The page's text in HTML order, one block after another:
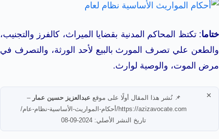
ختاما: تكتظ المحاكم المدنية بقضايا الميراث، كالفرز والتجنيب،
والطعن علي تصرف المورث بالبيع لأحد الورثة، والتصرف في
مرض الموت، والوصية لوارث.
📌 نُشر هذا المقال أولًا على موقع عبدالعزيز حسين عمار –
https://azizavocate.com/أحكام-المواريث-الأساسية-نظام-عام/
تاريخ النشر الأصلي: 2024-09-08
×